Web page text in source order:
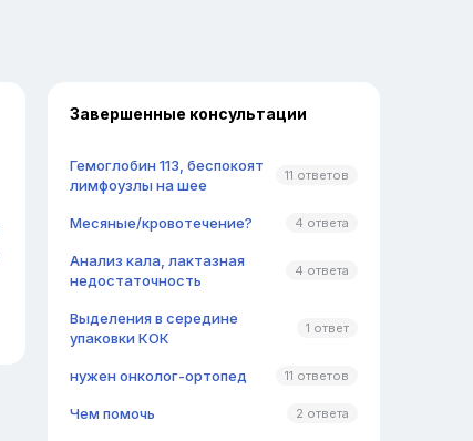
Завершенные консультации
Гемоглобин 113, беспокоят
лимфоузлы на шее
11 ответов
Месяные/кровотечение? 4 ответа
Анализ кала, лактазная
недостаточность
4 ответа
Выделения в середине
упаковки КОК
1 ответ
нужен онколог-ортопед 11 ответов
Чем помочь 2 ответа